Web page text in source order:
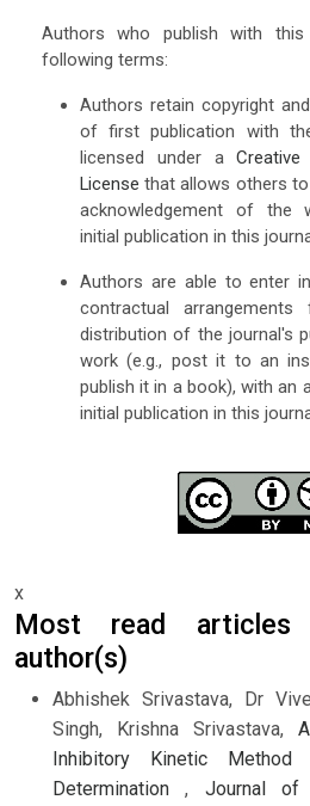
Authors who publish with
following terms:
Authors retain copyright
of first publication with
licensed under a
License that allows others
acknowledgement of the
initial publication in this
Authors are able to enter
contractual
distribution of the journal's
work (e.g., post it to an
publish it in a book), with an
initial publication in this
x
Most read
author(s)
Abhishek Srivastava, Dr
Singh, Krishna Srivastava,
Inhibitory Kinetic
Determination, Journal of